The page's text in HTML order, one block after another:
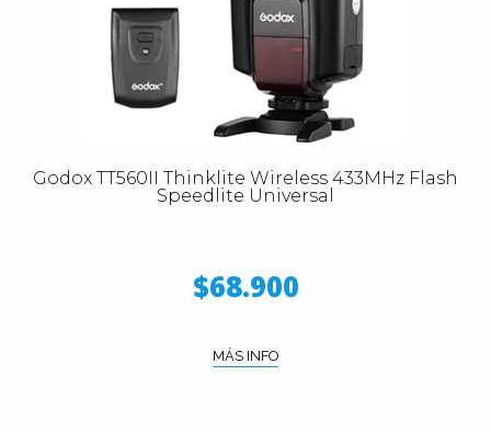
Godox TT560II Thinklite Wireless 433MHz Flash
Speedlite Universal
$68.900
MÁS INFO